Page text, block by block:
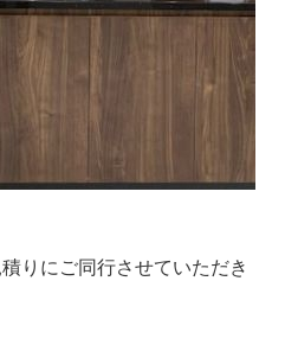
りにご同行させていただき